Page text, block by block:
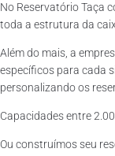
No Reservatório Taça
toda a estrutura da
Além do mais, a
específicos para cada
personalizando os
Capacidades entre
Ou construímos seu